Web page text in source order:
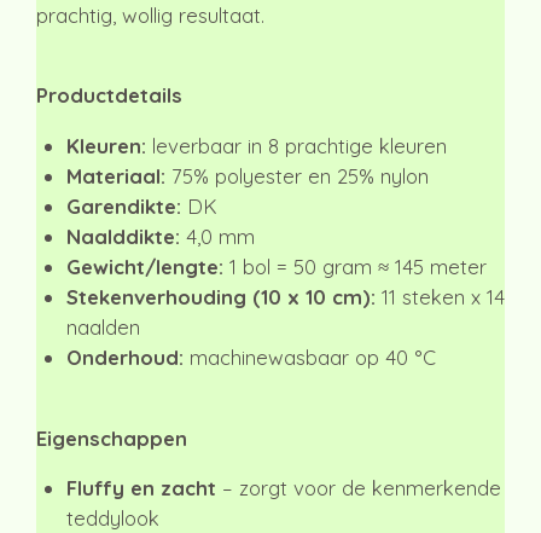
prachtig, wollig resultaat.
Productdetails
Kleuren: leverbaar in 8 prachtige kleuren
Materiaal: 75% polyester en 25% nylon
Garendikte: DK
Naalddikte: 4,0 mm
Gewicht/lengte: 1 bol = 50 gram ≈ 145 meter
Stekenverhouding (10 x 10 cm): 11 steken x 14
naalden
Onderhoud: machinewasbaar op 40 °C
Eigenschappen
Fluffy en zacht – zorgt voor de kenmerkende
teddylook